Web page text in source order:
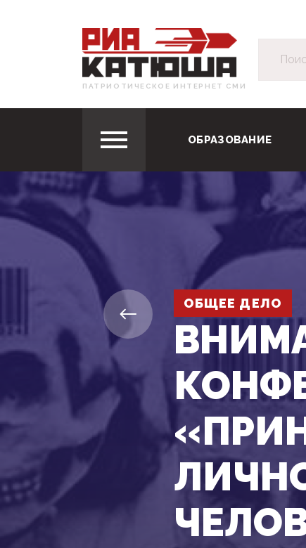
ПАТРИОТИЧЕСКОЕ ИНТЕРНЕТ СМИ
ОБРАЗОВАНИЕ
ОБЩЕЕ ДЕЛО